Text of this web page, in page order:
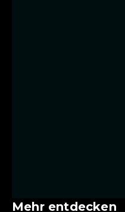
Mehr entdecken